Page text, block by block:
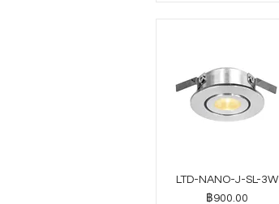
LTD-NANO-J-SL-3W
ราคา
฿900.00